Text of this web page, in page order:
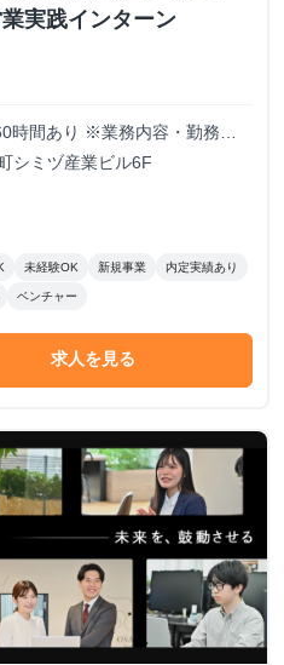
実践インターン
間あり ※業務内容・勤務状
シミヅ産業ビル6F
未経験OK 新規事業 内定実績あり
ベンチャー
求人を見る